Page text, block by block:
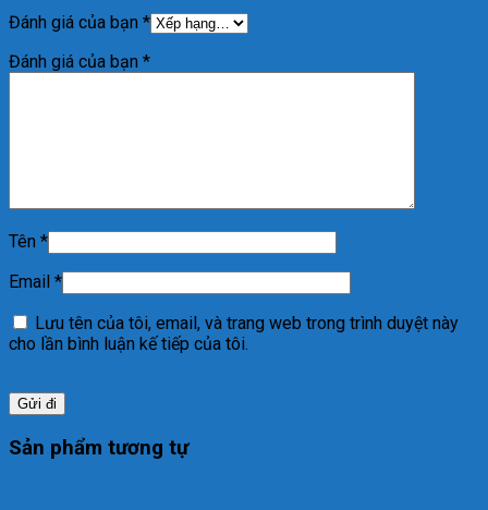
Đánh giá của bạn *
Đánh giá của bạn *
Tên *
Email *
Lưu tên của tôi, email, và trang web trong trình duyệt này
cho lần bình luận kế tiếp của tôi.
Sản phẩm tương tự